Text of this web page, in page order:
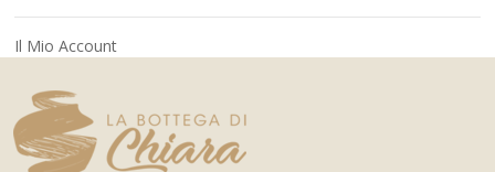
Il Mio Account